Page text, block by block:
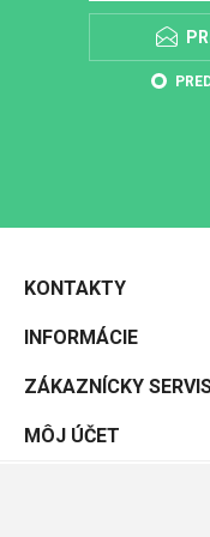
KONTAKTY
INFORMÁCIE
ZÁKAZNÍCKY
MÔJ ÚČET